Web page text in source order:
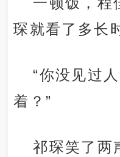
琛就看了多长
“你没见过
着？”
祁琛笑了两